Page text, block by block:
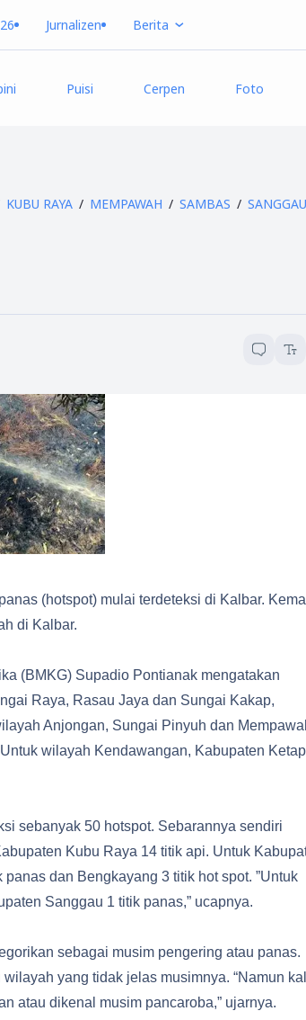
Jurnalizen Berita
Puisi Cerpen Foto
KUBU RAYA MEMPAWAH SAMBAS
SANGGAU
(hotspot) mulai terdeteksi di Kalbar.
di Kalbar.
(BMKG) Supadio Pontianak mengatakan
Raya, Rasau Jaya dan Sungai Kakap,
Anjongan, Sungai Pinyuh dan
wilayah Kendawangan, Kabupaten
sebanyak 50 hotspot. Sebarannya sendiri
Kubu Raya 14 titik api. Untuk
dan Bengkayang 3 titik hot spot. ”Untuk
Sanggau 1 titik panas,” ucapnya.
sebagai musim pengering atau panas.
yang tidak jelas musimnya. “Namun
atau dikenal musim pancaroba,” ujarnya.